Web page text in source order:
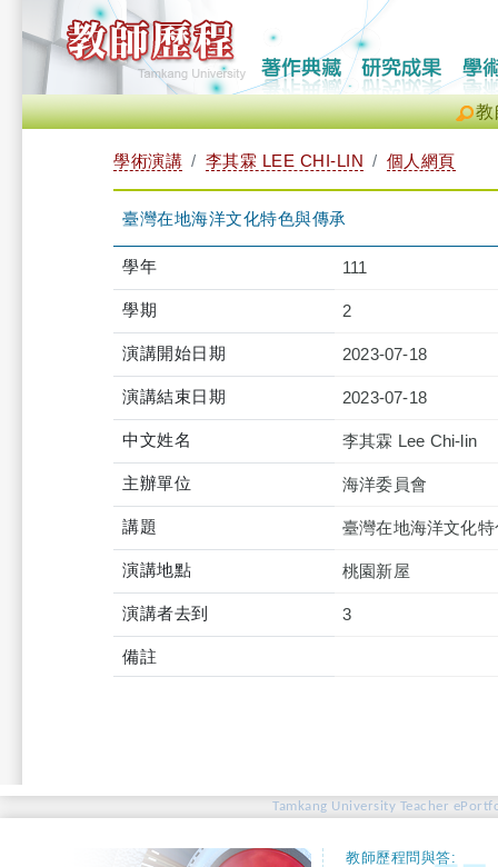
教
學術演講 李其霖 LEE CHI-LIN 個人網頁
臺灣在地海洋文化特色與傳承
學年 111
學期 2
演講開始日期 2023-07-18
演講結束日期 2023-07-18
中文姓名 李其霖 Lee Chi-lin
主辦單位 海洋委員會
講題 臺灣在地海洋文化
演講地點 桃園新屋
演講者去到 3
備註
Tamkang University Teacher
教師歷程問與答: